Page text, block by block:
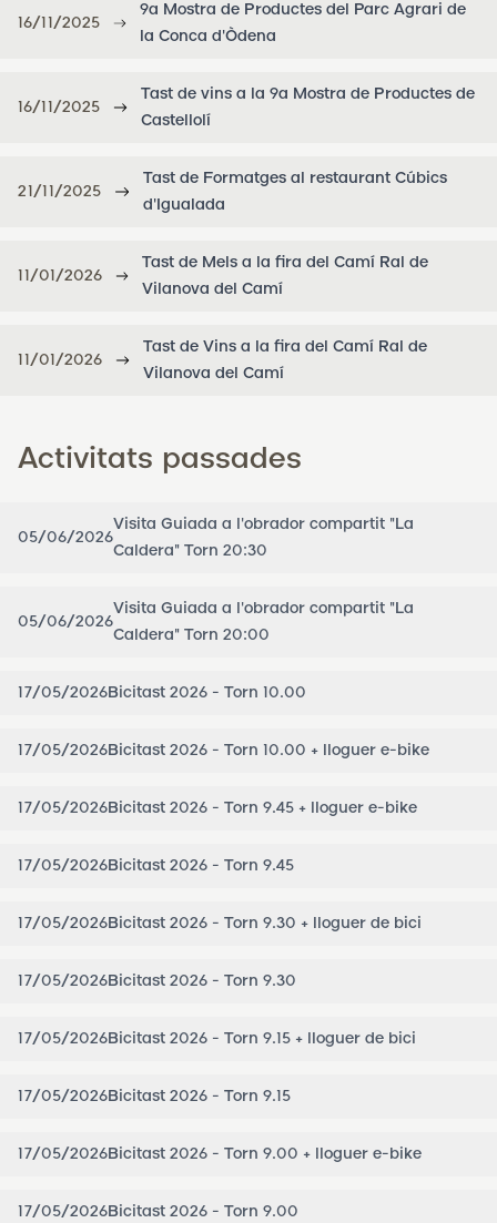
16/11/2025
9a Mostra de Productes del Parc Agrari de
la Conca d'Òdena
16/11/2025
Tast de vins a la 9a Mostra de Productes de
Castellolí
21/11/2025
Tast de Formatges al restaurant Cúbics
d'Igualada
11/01/2026
Tast de Mels a la fira del Camí Ral de
Vilanova del Camí
11/01/2026
Tast de Vins a la fira del Camí Ral de
Vilanova del Camí
Activitats passades
05/06/2026
Visita Guiada a l'obrador compartit "La
Caldera" Torn 20:30
05/06/2026
Visita Guiada a l'obrador compartit "La
Caldera" Torn 20:00
17/05/2026Bicitast 2026 - Torn 10.00
17/05/2026Bicitast 2026 - Torn 10.00 + lloguer e-bike
17/05/2026Bicitast 2026 - Torn 9.45 + lloguer e-bike
17/05/2026Bicitast 2026 - Torn 9.45
17/05/2026Bicitast 2026 - Torn 9.30 + lloguer de bici
17/05/2026Bicitast 2026 - Torn 9.30
17/05/2026Bicitast 2026 - Torn 9.15 + lloguer de bici
17/05/2026Bicitast 2026 - Torn 9.15
17/05/2026Bicitast 2026 - Torn 9.00 + lloguer e-bike
17/05/2026Bicitast 2026 - Torn 9.00